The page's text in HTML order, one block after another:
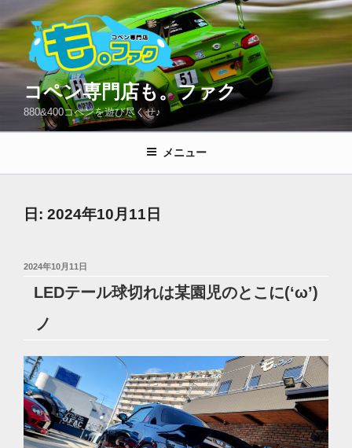
ン
テ
ン
プ
コペン専門店も。ファク
880&400コペンを遊び尽くせ♪
メニュー
日: 2024年10月11日
投
2024年10月11日
LEDテール球切れは某園児のとこに(‘ω’)
ノ